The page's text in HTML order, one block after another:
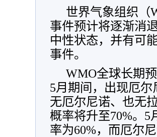
世界气象组织（
事件预计将逐渐消
中性状态，并有可
事件。
WMO全球长期
5月期间，出现厄
无厄尔尼诺、也无
概率将升至70%。5
率为60%，而厄尔